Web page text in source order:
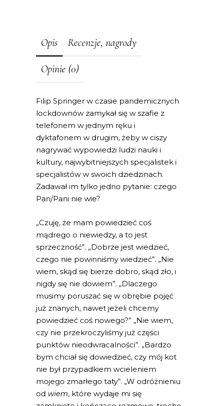
Opis Recenzje, nagrody
Opinie (0)
Filip Springer w czasie pandemicznych
lockdownów zamykał się w szafie z
telefonem w jednym ręku i
dyktafonem w drugim, żeby w ciszy
nagrywać wypowiedzi ludzi nauki i
kultury, najwybitniejszych specjalistek i
specjalistów w swoich dziedzinach.
Zadawał im tylko jedno pytanie: czego
Pan/Pani nie wie?
„Czuję, że mam powiedzieć coś
mądrego o niewiedzy, a to jest
sprzeczność”. „Dobrze jest wiedzieć,
czego nie powinniśmy wiedzieć”. „Nie
wiem, skąd się bierze dobro, skąd zło, i
nigdy się nie dowiem”. „Dlaczego
musimy poruszać się w obrębie pojęć
już znanych, nawet jeżeli chcemy
powiedzieć coś nowego?” „Nie wiem,
czy nie przekroczyliśmy już części
punktów nieodwracalności”. „Bardzo
bym chciał się dowiedzieć, czy mój kot
nie był przypadkiem wcieleniem
mojego zmarłego taty”. „W odróżnieniu
od wiem, które wydaje mi się